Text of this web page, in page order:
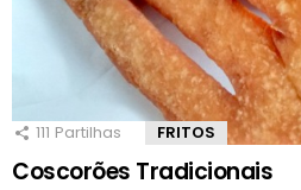
111 Partilhas FRITOS
Coscorões Tradicionais